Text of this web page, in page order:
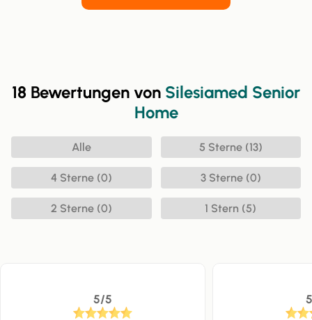
18 Bewertungen von Silesiamed Senior
Home
Alle 5 Sterne (13)
4 Sterne (0) 3 Sterne (0)
2 Sterne (0) 1 Stern (5)
5/5